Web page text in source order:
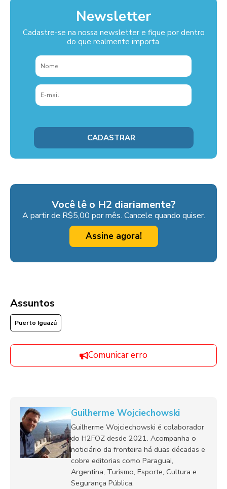
Newsletter
Cadastre-se na nossa newsletter e fique por dentro
do que realmente importa.
Você lê o H2 diariamente?
A partir de R$5,00 por mês. Cancele quando quiser.
Assine agora!
Assuntos
Puerto Iguazú
Comunicar erro
Guilherme Wojciechowski
Guilherme Wojciechowski é colaborador
do H2FOZ desde 2021. Acompanha o
noticiário da fronteira há duas décadas e
cobre editorias como Paraguai,
Argentina, Turismo, Esporte, Cultura e
Segurança Pública.